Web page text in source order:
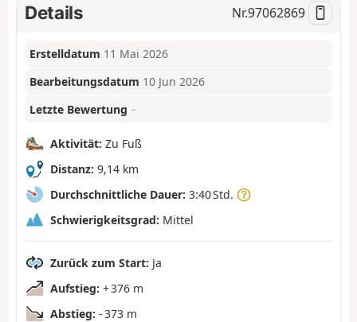
Details Nr.97062869
Erstelldatum 11 Mai 2026
Bearbeitungsdatum 10 Jun 2026
Letzte Bewertung –
Aktivität: Zu Fuß
Distanz: 9,14 km
Durchschnittliche Dauer: 3:40 Std.
Schwierigkeitsgrad: Mittel
Zurück zum Start: Ja
Aufstieg: + 376 m
Abstieg: - 373 m